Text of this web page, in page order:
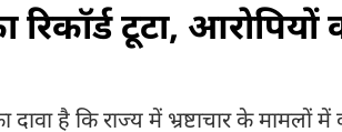
रिकॉर्ड टूटा,
दावा है कि राज्य में भ्रष्टाचार के